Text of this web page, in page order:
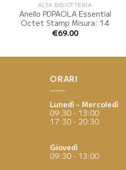
ALTA BIGIOTTERIA
Anello PDPAOLA Essential
Octet Stamp Misura: 14
€69.00
ORARI
Lunedì - Mercoledì
09:30 - 13:00
17:30 - 20:30
Giovedì
09:30 - 13:00